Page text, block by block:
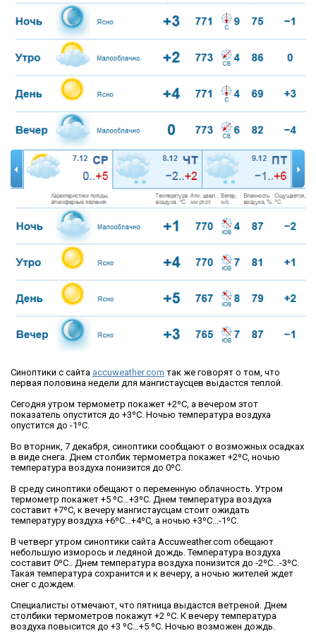
Синоптики с сайта accuweather.com так же говорят о том, что
первая половина недели для мангистаусцев выдастся теплой.
Сегодня утром термометр покажет +2ºС, а вечером этот
показатель опустится до +3ºС. Ночью температура воздуха
опустится до -1ºС.
Во вторник, 7 декабря, синоптики сообщают о возможных осадках
в виде снега. Днем столбик термометра покажет +2ºС, ночью
температура воздуха понизится до 0ºС.
В среду синоптики обещают о переменную облачность. Утром
термометр покажет +5 ºС…+3ºС. Днем температура воздуха
составит +7ºС, к вечеру мангистаусцам стоит ожидать
температуру воздуха +6ºС…+4ºС, а ночью +3ºС...-1ºС.
В четверг утром синоптики сайта Accuweather.com обещают
небольшую изморось и ледяной дождь. Температура воздуха
составит 0ºС.. Днем температура воздуха понизится до -2ºС…-3ºС.
Такая температура сохранится и к вечеру, а ночью жителей ждет
снег с дождем.
Специалисты отмечают, что пятница выдастся ветреной. Днем
столбики термометров покажут +2 ºС. К вечеру температура
воздуха повысится до +3 ºС…+5 ºС. Ночью возможен дождь.